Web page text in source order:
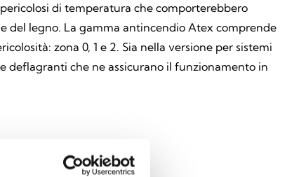
di temperatura che comporterebbero
del legno. La gamma antincendio Atex comprende
zona 0, 1 e 2. Sia nella versione per sistemi
deflagranti che ne assicurano il funzionamento in